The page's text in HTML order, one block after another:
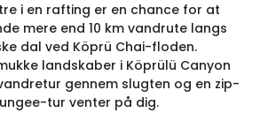
i en rafting er en chance for at
mere end 10 km vandrute langs
dal ved Köprü Chai-floden.
landskaber i Köprülü Canyon
gennem slugten og en zip-
tur venter på dig.